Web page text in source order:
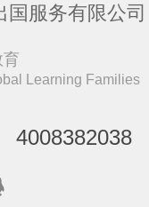
国服务有限公司
Learning Families
4008382038